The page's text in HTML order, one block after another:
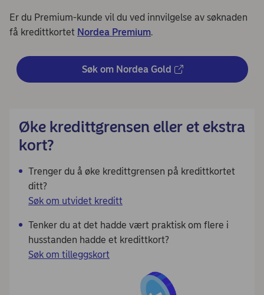
Er du Premium-kunde vil du ved innvilgelse av søknaden
få kredittkortet Nordea Premium.
Søk om Nordea Gold
Øke kredittgrensen eller et ekstra
kort?
Trenger du å øke kredittgrensen på kredittkortet
ditt?
Søk om utvidet kreditt
Tenker du at det hadde vært praktisk om flere i
husstanden hadde et kredittkort?
Søk om tilleggskort